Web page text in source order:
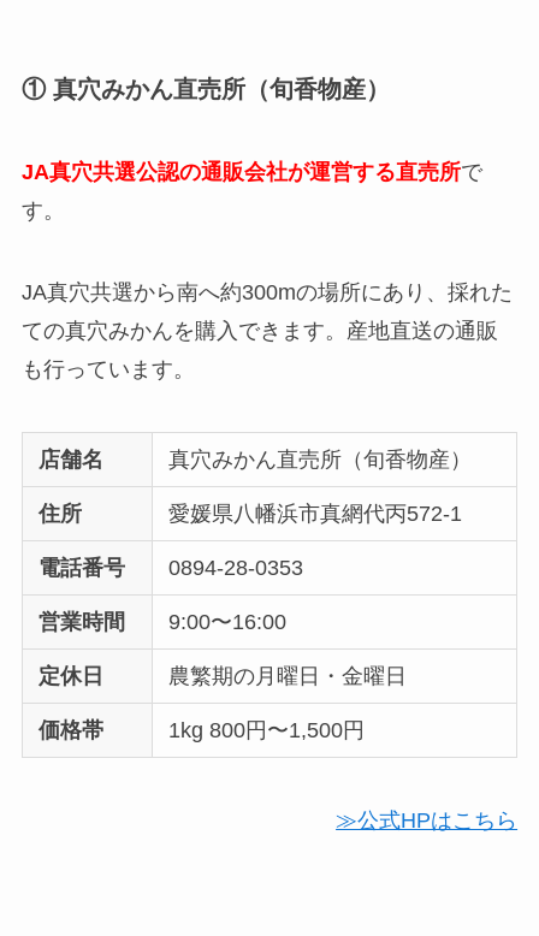
① 真穴みかん直売所（旬香物産）
JA真穴共選公認の通販会社が運営する直売所で
す。
JA真穴共選から南へ約300mの場所にあり、採れた
ての真穴みかんを購入できます。産地直送の通販
も行っています。
店舗名 真穴みかん直売所（旬香物産）
住所 愛媛県八幡浜市真網代丙572-1
電話番号 0894-28-0353
営業時間 9:00〜16:00
定休日 農繁期の月曜日・金曜日
価格帯 1kg 800円〜1,500円
≫公式HPはこちら